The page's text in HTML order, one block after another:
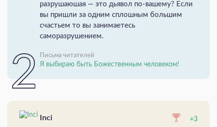
разрушаюшая — это дьявол по-вашему? Если
вы пришли за одним сплошным большим
счастьем то вы занимаетесь
саморазрушением.
Письма читателей
Я выбираю быть Божественным человеком!
Inci +3